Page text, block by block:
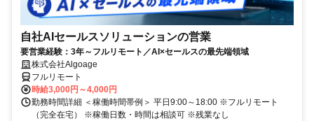
自社AIセールスソリューションの営業
要営業経験：3年～フルリモート／AI×セールスの最先端領域
株式会社Algoage
フルリモート
時給3,000円～4,000円
勤務時間詳細 ＜稼働時間帯例＞ 平日9:00～18:00 ※フルリモート
（完全在宅） ※稼働日数・時間は相談可 ※残業なし